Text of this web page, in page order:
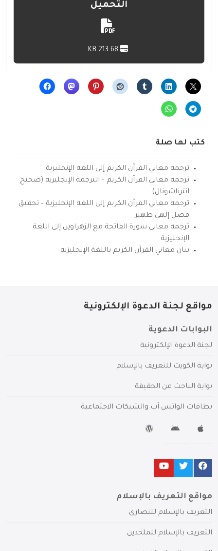
التحميل
كتب لها صلة
ترجمة معاني القرآن الكريم إلى اللغة الإنجليزية
ترجمة معاني القرآن الكريم – الترجمة الإنجليزية (صحيح
انترناشونال)
ترجمة معاني القرآن الكريم إلى اللغة الإنجليزية – تحقيق
فضل إلهي ظهير
ترجمة معاني سورة الفاتحة مع الزهراوين إلى اللغة
الإنجليزية
بيان معاني القرآن الكريم باللغة الإنجليزية
مواقع لجنة الدعوة الإلكترونية
البوابات الدعوية
لجنة الدعوة الإلكترونية
بوابة الكويت للتعريف بالإسلام
بوابة الباحث عن الحقيقة
بطاقات الواتس آب والشبكات الاجتماعية
مواقع التعريف بالإسلام
التعريف بالإسلام للنصارى
التعريف بالإسلام للملحدين